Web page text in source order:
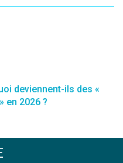
deviennent-ils des «
en 2026 ?